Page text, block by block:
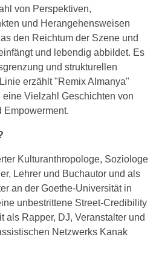
von Perspektiven,
und Herangehensweisen
den Reichtum der Szene und
und lebendig abbildet. Es
und strukturellen
erzählt "Remix Almanya"
Vielzahl Geschichten von
Empowerment.
Kulturanthropologe, Soziologe
Lehrer und Buchautor und als
an der Goethe-Universität in
unbestrittene Street-Credibility
als Rapper, DJ, Veranstalter und
Netzwerks Kanak